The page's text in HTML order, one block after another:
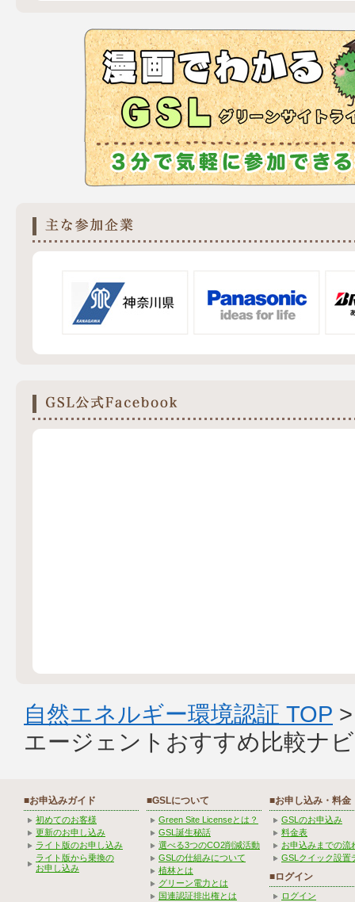
自然エネルギー環境認証 TOP
エージェントおすすめ比較ナ
■お申込みガイド
初めてのお客様
更新のお申し込み
ライト版のお申し込み
ライト版から乗換の
お申し込み
■GSLについて
Green Site Licenseとは？
GSL誕生秘話
選べる3つのCO2削減活動
GSLの仕組みについて
植林とは
グリーン電力とは
国連認証排出権とは
■お申し込み・料金
GSLのお申込み
料金表
お申込みまでの流
GSLクイック設置
■ログイン
ログイン